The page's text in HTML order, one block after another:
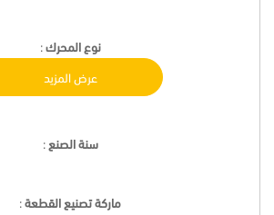
نوع المحرك:
عرض المزيد
سنة الصنع:
ماركة تصنيع القطعة: